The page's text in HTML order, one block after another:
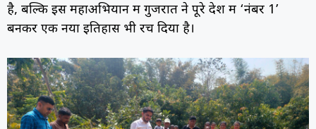
है, बल्कि इस महाअभियान में गुजरात ने पूरे देश में ‘नंबर 1’
बनकर एक नया इतिहास भी रच दिया है।